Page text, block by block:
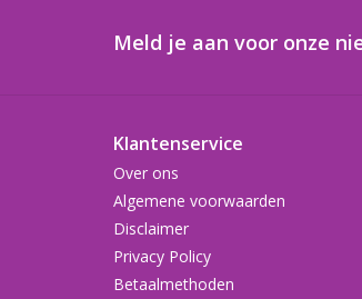
Meld je aan voor onze
Klantenservice
Over ons
Algemene voorwaarden
Disclaimer
Privacy Policy
Betaalmethoden